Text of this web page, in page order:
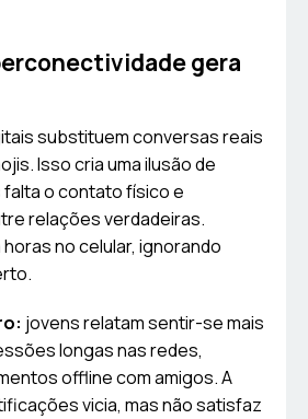
gera
substituem conversas reais
Isso cria uma ilusão de
falta o contato físico e
relações verdadeiras.
no celular, ignorando
jovens relatam sentir-se mais
longas nas redes,
offline com amigos. A
vicia, mas não satisfaz